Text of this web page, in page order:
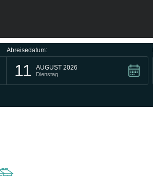
Abreisedatum:
11 AUGUST 2026
Dienstag